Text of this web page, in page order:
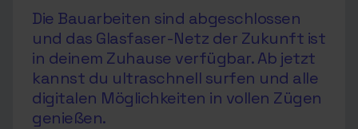
Die Bauarbeiten sind abgeschlossen
und das Glasfaser-Netz der Zukunft ist
in deinem Zuhause verfügbar. Ab jetzt
kannst du ultraschnell surfen und alle
digitalen Möglichkeiten in vollen Zügen
genießen.